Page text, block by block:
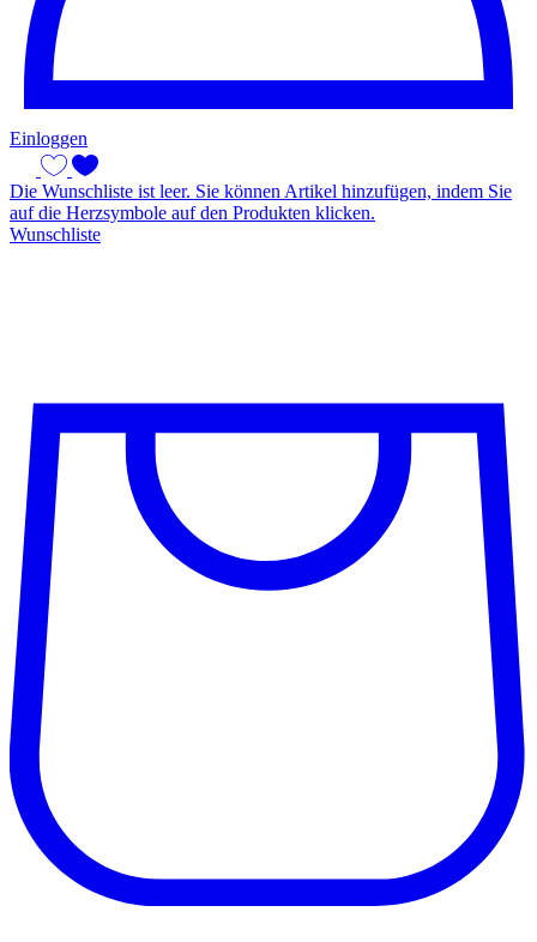
Einloggen
Die Wunschliste ist leer. Sie können Artikel hinzufügen, indem Sie
auf die Herzsymbole auf den Produkten klicken.
Wunschliste